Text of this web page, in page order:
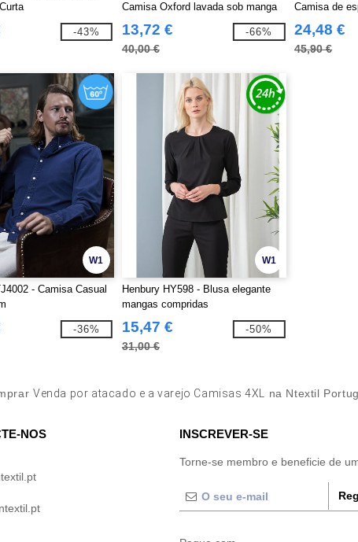
-43%
Camisa Oxford lavada sob manga
comprida masculina
13,72 €
40,00 €
-66%
Camisa de
contraste de
manga
24,48 €
45,90 €
W1
- Camisa Casual
-36%
W1
Henbury HY598 - Blusa elegante
mangas compridas
15,47 €
31,00 €
-50%
Venda por atacado e a varejo Camisas 4XL na Ntextil
NOS INSCREVER-SE
Torne-se membro e beneficie de